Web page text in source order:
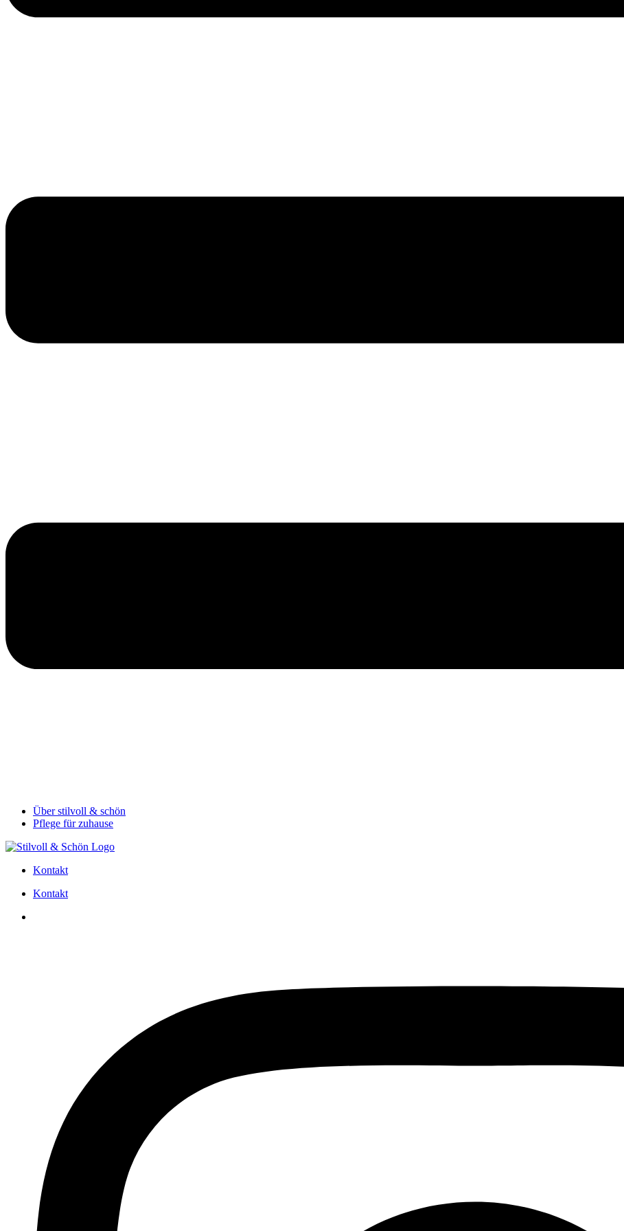
Über stilvoll & schön
Pflege für zuhause
Kontakt
Kontakt